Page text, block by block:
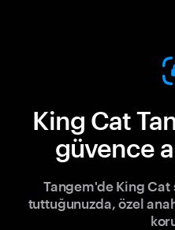
King Cat
güvence
Tangem'de King Cat
tuttuğunuzda, özel